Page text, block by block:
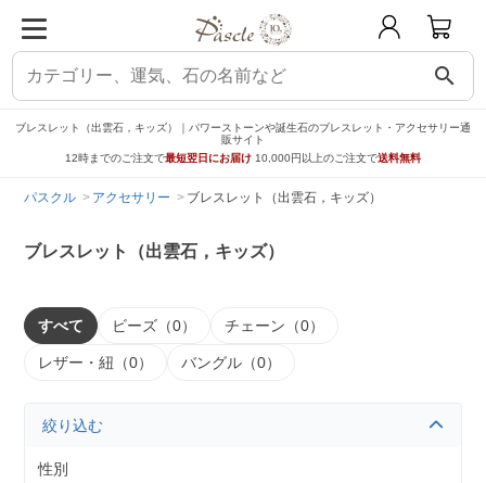
search
ブレスレット（出雲石，キッズ）｜パワーストーンや誕生石のブレスレット・アクセサリー通
販サイト
12時までのご注文で最短翌日にお届け 10,000円以上のご注文で送料無料
パスクル アクセサリー ブレスレット（出雲石，キッズ）
ブレスレット（出雲石，キッズ）
すべて ビーズ（0） チェーン（0）
レザー・紐（0） バングル（0）
絞り込む
性別